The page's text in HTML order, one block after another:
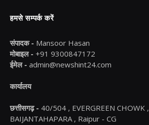
हमसे सम्पर्क करें
संपादक - Mansoor Hasan
मोबाइल - +91 9300847172
ईमेल - admin@newshint24.com
कार्यालय
छत्तीसगढ़ - 40/504 , EVERGREEN CHOWK ,
BAIJANTAHAPARA , Raipur - CG